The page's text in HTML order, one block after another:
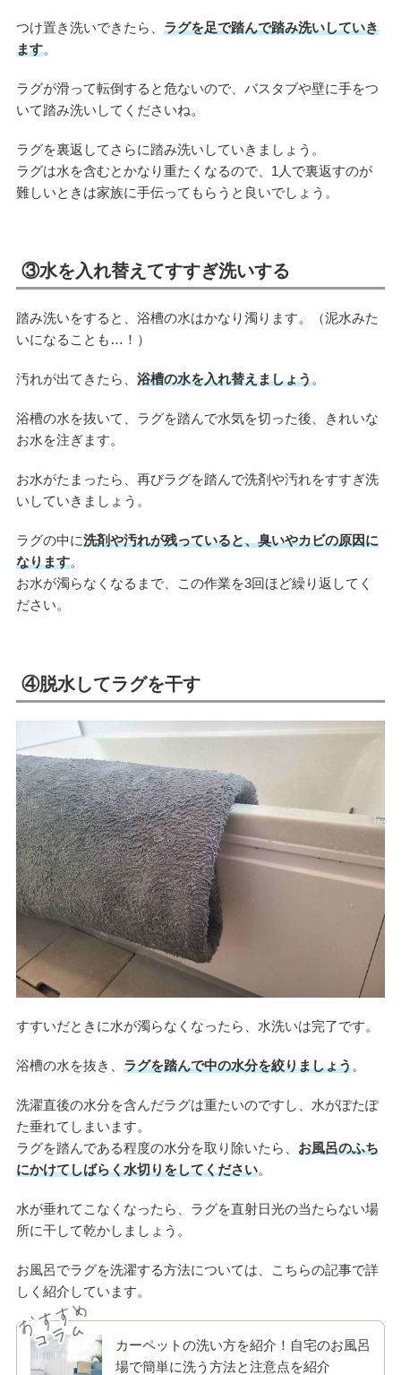
つけ置き洗いできたら、 ラグを足で踏んで踏み洗いしていき
ます。
ラグが滑って転倒すると危ないので、バスタブや壁に手をつ
いて踏み洗いしてくださいね。
ラグを裏返してさらに踏み洗いしていきましょう。
ラグは水を含むとかなり重たくなるので、1人で裏返すのが
難しいときは家族に手伝ってもらうと良いでしょう。
③水を入れ替えてすすぎ洗いする
踏み洗いをすると、浴槽の水はかなり濁ります。（泥水みた
いになることも…！）
汚れが出てきたら、 浴槽の水を入れ替えましょう。
浴槽の水を抜いて、ラグを踏んで水気を切った後、きれいな
お水を注ぎます。
お水がたまったら、再びラグを踏んで洗剤や汚れをすすぎ洗
いしていきましょう。
ラグの中に洗剤や汚れが残っていると、臭いやカビの原因に
なります。
お水が濁らなくなるまで、この作業を3回ほど繰り返してく
ださい。
④脱水してラグを干す
すすいだときに水が濁らなくなったら、水洗いは完了です。
浴槽の水を抜き、 ラグを踏んで中の水分を絞りましょう。
洗濯直後の水分を含んだラグは重たいのですし、水がぽたぽ
た垂れてしまいます。
ラグを踏んである程度の水分を取り除いたら、 お風呂のふち
にかけてしばらく水切りをしてください。
水が垂れてこなくなったら、ラグを直射日光の当たらない場
所に干して乾かしましょう。
お風呂でラグを洗濯する方法については、こちらの記事で詳
しく紹介しています。
カーペットの洗い方を紹介！自宅のお風呂
場で簡単に洗う方法と注意点を紹介